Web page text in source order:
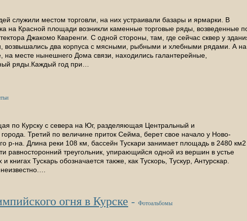
служили местом торговли, на них устраивали базары и ярмарки. В
на Красной площади возникли каменные торговые ряды, возведенные
Джакомо Кваренги. С одной стороны, там, где сейчас сквер у
возвышались два корпуса с мясными, рыбными и хлебными рядами. А на
на месте нынешнего Дома связи, находились галантерейные,
ряды.Каждый год при…
по Курску с севера на Юг, разделяющая Центральный и
Третий по величине приток Сейма, берет свое начало у Ново-
р-на. Длина реки 108 км, бас­сейн Тускари занимает площадь в 2480 км2
равносторонний треугольник, упирающийся одной из вершин в устье
книгах Тускарь обозначается также, как Тускорь, Тускур, Антурскар.
огня в Курске - Фотоальбомы